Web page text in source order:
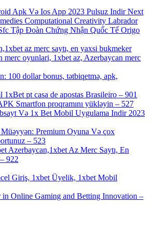
Apk Və Ios App 2023 Pulsuz Indir Next
Computational Creativity Labrador
Tập Đoàn Chứng Nhận Quốc Tế Origo
az merc saytı, en yaxsi bukmeker
merc oyunlari, 1xbet az, Azerbaycan merc
100 dollar bonus, tətbiqetmə, apk,
pt casa de apostas Brasileiro – 901
Smartfon proqramını yükləyin – 527
Və 1x Bet Mobil Uygulama Indir 2023
Premium Oyuna Və çox
– 523
Azerbaycan,1xbet Az Merc Saytı, En
922
Giriş, 1xbet Üyelik, 1xbet Mobil
in Online Gaming and Betting Innovation –